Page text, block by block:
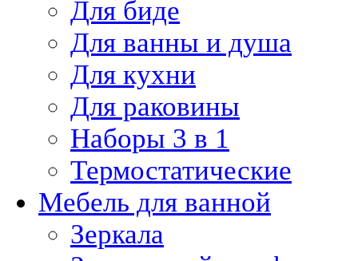
Для биде
Для ванны и душа
Для кухни
Для раковины
Наборы 3 в 1
Термостатические
Мебель для ванной
Зеркала